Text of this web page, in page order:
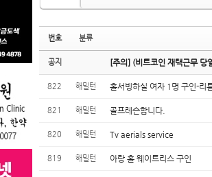
번호 분류
공지 [주의] (비트코인 재택근무 당
822 해밀턴 홀서빙하실 여자 1명 구인-리
821 해밀턴 골프레슨합니다.
820 해밀턴 Tv aerials service
819 해밀턴 아랑 홀 웨이트리스 구인